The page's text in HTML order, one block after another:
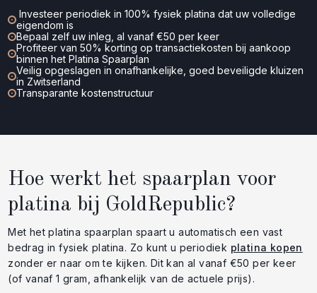
Investeer periodiek in 100% fysiek platina dat uw volledige
eigendom is
Bepaal zelf uw inleg, al vanaf €50 per keer
Profiteer van 50% korting op transactiekosten bij aankoop
binnen het Platina Spaarplan
Veilig opgeslagen in onafhankelijke, goed beveiligde kluizen
in Zwitserland
Transparante kostenstructuur
Hoe werkt het spaarplan voor
platina bij GoldRepublic?
Met het platina spaarplan spaart u automatisch een vast
bedrag in fysiek platina. Zo kunt u periodiek platina kopen
zonder er naar om te kijken. Dit kan al vanaf €50 per keer
(of vanaf 1 gram, afhankelijk van de actuele prijs).